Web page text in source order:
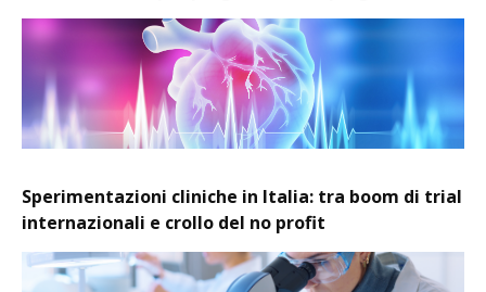
Sperimentazioni cliniche in Italia: tra boom di trial
internazionali e crollo del no profit